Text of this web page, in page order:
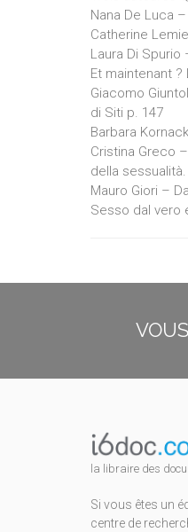
Nana De Luca
Catherine
Laura Di Spurio
Et maintenant
Giacomo
di Siti p. 147
Barbara
Cristina Greco
della
Mauro Giori –
Sesso dal vero
la libraire des
Si vous êtes un
centre de